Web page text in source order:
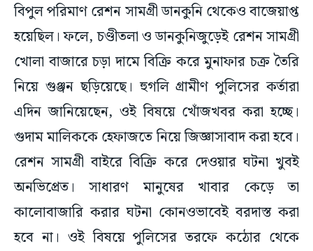
বিপুল পরিমাণ রেশন সামগ্রী ডানকুনি থেকেও বাজেয়াপ্ত
হয়েছিল। ফলে, চণ্ডীতলা ও ডানকুনিজুড়েই রেশন সামগ্রী
খোলা বাজারে চড়া দামে বিক্রি করে মুনাফার চক্র তৈরি
নিয়ে গুঞ্জন ছড়িয়েছে। হুগলি গ্রামীণ পুলিসের কর্তারা
এদিন জানিয়েছেন, ওই বিষয়ে খোঁজখবর করা হচ্ছে।
গুদাম মালিককে হেফাজতে নিয়ে জিজ্ঞাসাবাদ করা হবে।
রেশন সামগ্রী বাইরে বিক্রি করে দেওয়ার ঘটনা খুবই
অনভিপ্রেত। সাধারণ মানুষের খাবার কেড়ে তা
কালোবাজারি করার ঘটনা কোনওভাবেই বরদাস্ত করা
হবে না। ওই বিষয়ে পুলিসের তরফে কঠোর থেকে